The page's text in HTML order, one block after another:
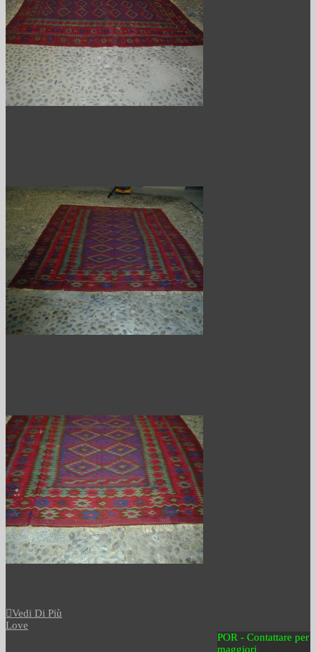
Vedi Di Più
Love
POR - Contattare per
maggiori